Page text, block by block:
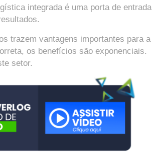
integrada é uma porta de entrada
trazem vantagens importantes para a
os benefícios são exponenciais.
setor.